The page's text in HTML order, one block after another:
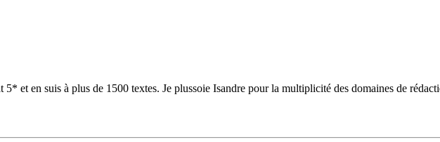
5* et en suis à plus de 1500 textes. Je plussoie Isandre pour la multiplicité des domaines de